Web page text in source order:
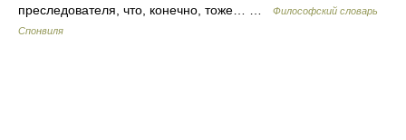
преследователя, что, конечно, тоже… …
Философский словарь
Спонвиля